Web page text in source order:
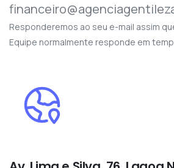
Responderemos ao seu e-mail assim
Equipe normalmente responde em